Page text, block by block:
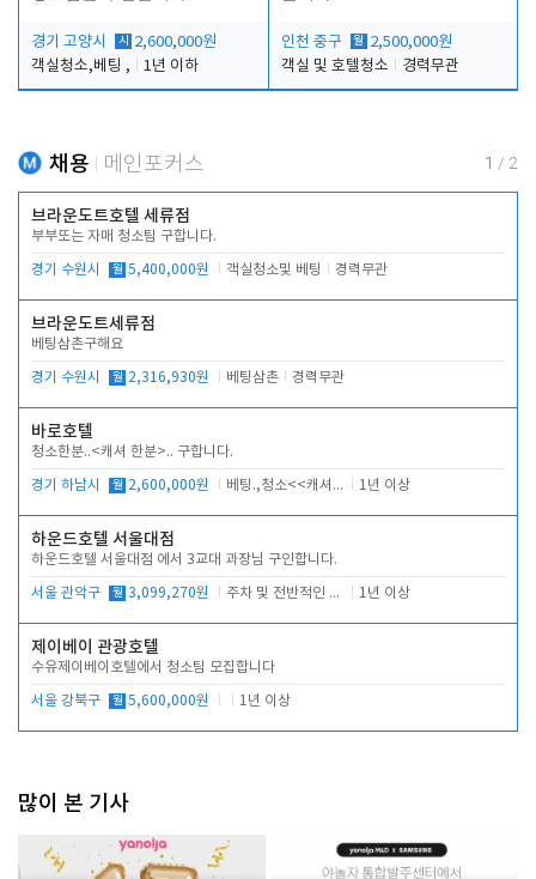
경기 고양시 시
2,600,000원
객실청소,베팅 ,
1년 이하
인천 중구 월 2,500,000원
객실 및 호텔청소
경력무관
채용 메인포커스 1 / 2
브라운도트호텔 세류점
부부또는 자매 청소팀 구합니다.
경기 수원시 월 5,400,000원 객실청소및 베팅 경력무관
브라운도트세류점
베팅삼촌구해요
경기 수원시 월 2,316,930원 베팅삼촌 경력무관
바로호텔
청소한분..<캐셔 한분>.. 구합니다.
경기 하남시 월 2,600,000원 베팅.,청소<<캐셔 모셔봅니다. 1년 이상
하운드호텔 서울대점
하운드호텔 서울대점 에서 3교대 과장님 구인합니다.
서울 관악구 월 3,099,270원 주차 및 전반적인 당번업무 1년 이상
제이베이 관광호텔
수유제이베이호텔에서 청소팀 모집합니다
서울 강북구 월 5,600,000원 1년 이상
많이 본 기사